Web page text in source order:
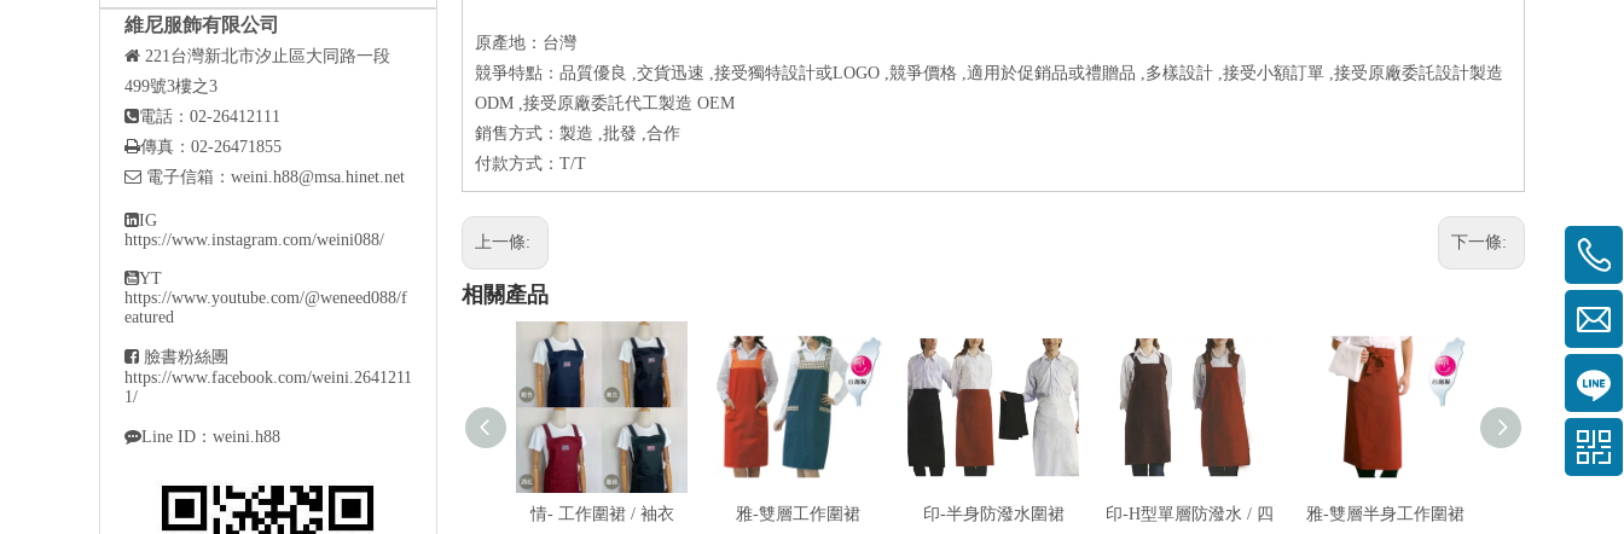
維尼服飾有限公司
 221台灣新北市汐止區大同路一段
499號3樓之3
電話：02-26412111
傳真：02-26471855
 電子信箱： weini.h88@msa.hinet.net
IG
https://www.instagram.com/weini088/
YT
https://www.youtube.com/@weneed088/f
eatured
 臉書粉絲團
https://www.facebook.com/weini.2641211
1/
Line ID：weini.h88
原產地：台灣
競爭特點：品質優良 ,交貨迅速 ,接受獨特設計或LOGO ,競爭價格 ,適用於促銷品或禮贈品 ,多樣設計 ,接受小額訂單 ,接受原廠委託設計製造
ODM ,接受原廠委託代工製造 OEM
銷售方式：製造 ,批發 ,合作
付款方式：T/T
上一條: 下一條:
相關產品
情- 工作圍裙 / 袖衣
雅-雙層工作圍裙 印-半身防潑水圍裙
印-H型單層防潑水 / 四
雅-雙層半身工作圍裙